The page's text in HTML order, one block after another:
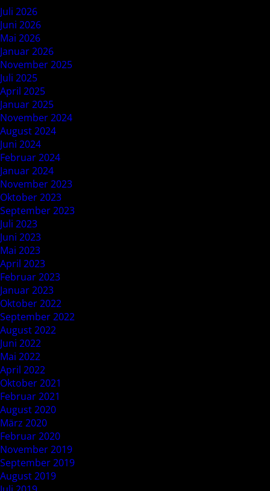
Juli 2026
Juni 2026
Mai 2026
Januar 2026
November 2025
Juli 2025
April 2025
Januar 2025
November 2024
August 2024
Juni 2024
Februar 2024
Januar 2024
November 2023
Oktober 2023
September 2023
Juli 2023
Juni 2023
Mai 2023
April 2023
Februar 2023
Januar 2023
Oktober 2022
September 2022
August 2022
Juni 2022
Mai 2022
April 2022
Oktober 2021
Februar 2021
August 2020
März 2020
Februar 2020
November 2019
September 2019
August 2019